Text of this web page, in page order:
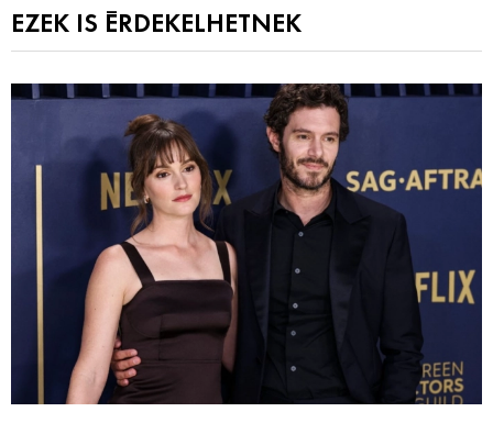
EZEK IS ÉRDEKELHETNEK